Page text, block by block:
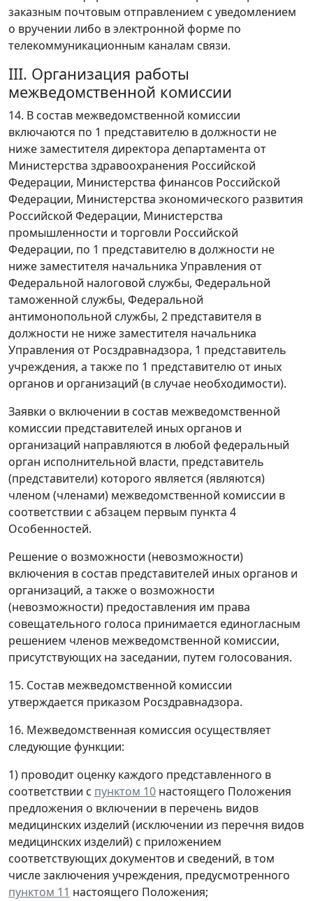
заказным почтовым отправлением с уведомлением
о вручении либо в электронной форме по
телекоммуникационным каналам связи.
III. Организация работы
межведомственной комиссии
14. В состав межведомственной комиссии
включаются по 1 представителю в должности не
ниже заместителя директора департамента от
Министерства здравоохранения Российской
Федерации, Министерства финансов Российской
Федерации, Министерства экономического развития
Российской Федерации, Министерства
промышленности и торговли Российской
Федерации, по 1 представителю в должности не
ниже заместителя начальника Управления от
Федеральной налоговой службы, Федеральной
таможенной службы, Федеральной
антимонопольной службы, 2 представителя в
должности не ниже заместителя начальника
Управления от Росздравнадзора, 1 представитель
учреждения, а также по 1 представителю от иных
органов и организаций (в случае необходимости).
Заявки о включении в состав межведомственной
комиссии представителей иных органов и
организаций направляются в любой федеральный
орган исполнительной власти, представитель
(представители) которого является (являются)
членом (членами) межведомственной комиссии в
соответствии с абзацем первым пункта 4
Особенностей.
Решение о возможности (невозможности)
включения в состав представителей иных органов и
организаций, а также о возможности
(невозможности) предоставления им права
совещательного голоса принимается единогласным
решением членов межведомственной комиссии,
присутствующих на заседании, путем голосования.
15. Состав межведомственной комиссии
утверждается приказом Росздравнадзора.
16. Межведомственная комиссия осуществляет
следующие функции:
1) проводит оценку каждого представленного в
соответствии с пунктом 10 настоящего Положения
предложения о включении в перечень видов
медицинских изделий (исключении из перечня видов
медицинских изделий) с приложением
соответствующих документов и сведений, в том
числе заключения учреждения, предусмотренного
пунктом 11 настоящего Положения;